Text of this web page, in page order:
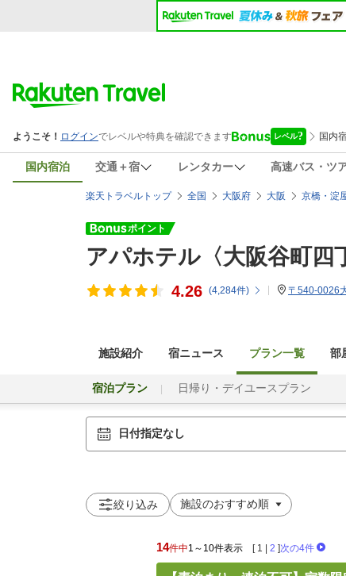
国内宿泊 交通＋宿 レンタカー 高速バス・ツ
楽天トラベルトップ 全国 大阪府 大阪 京橋・淀
アパホテル〈大阪谷町四
4.26 (4,284件) 〒540-0026
施設紹介 宿ニュース プラン一覧 部
宿泊プラン 日帰り・デイユースプラン
日付指定なし
絞り込み
14件中1～10件表示 [ 1 2 ]次の4件